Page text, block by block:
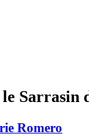
Sarrasin
Romero